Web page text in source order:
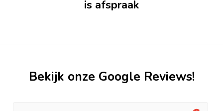
is afspraak
Bekijk onze Google Reviews!